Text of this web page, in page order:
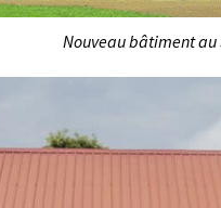
Nouveau bâtiment au